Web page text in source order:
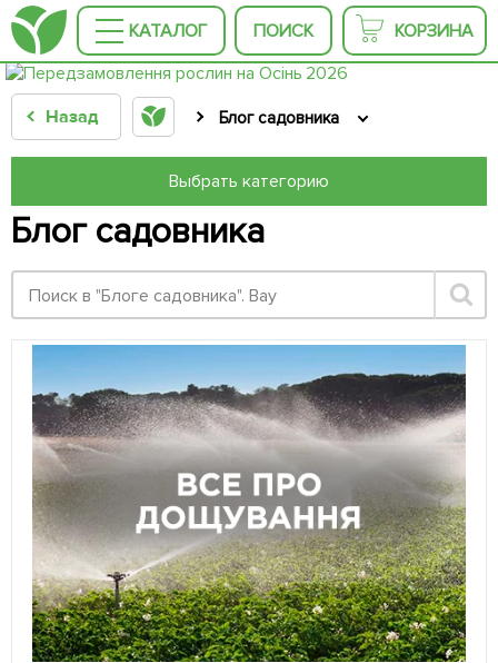
КАТАЛОГ ПОИСК КОРЗИНА
Назад Блог садовника
Выбрать категорию
Блог садовника